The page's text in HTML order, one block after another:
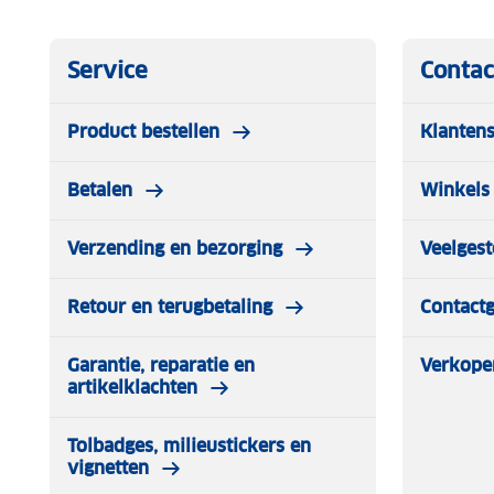
Service
Product bestellen
Betalen
Verzending en bezorging
Retour en terugbetaling
Garantie, reparatie en
artikelklachten
Tolbadges, milieustickers en
vignetten